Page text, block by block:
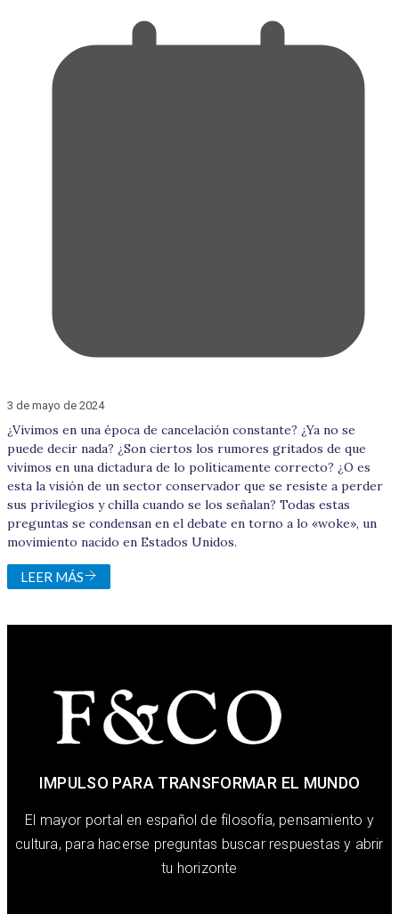
3 de mayo de 2024
¿Vivimos en una época de cancelación constante? ¿Ya no se
puede decir nada? ¿Son ciertos los rumores gritados de que
vivimos en una dictadura de lo políticamente correcto? ¿O es
esta la visión de un sector conservador que se resiste a perder
sus privilegios y chilla cuando se los señalan? Todas estas
preguntas se condensan en el debate en torno a lo «woke», un
movimiento nacido en Estados Unidos.
LEER MÁS
IMPULSO PARA TRANSFORMAR EL MUNDO
El mayor portal en español de filosofía, pensamiento y
cultura, para hacerse preguntas buscar respuestas y abrir
tu horizonte